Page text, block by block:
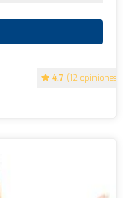
4.7 (12 opiniones)